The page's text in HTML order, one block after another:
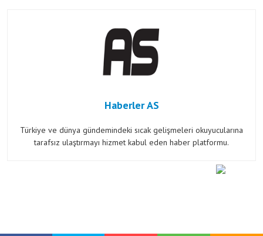
Haberler AS
Türkiye ve dünya gündemindeki sıcak gelişmeleri okuyucularına
tarafsız ulaştırmayı hizmet kabul eden haber platformu.